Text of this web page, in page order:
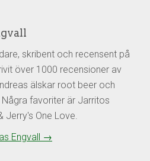
skribent och recensent på
över 1000 recensioner av
älskar root beer och
favoriter är Jarritos
Jerry's One Love.
Engvall →